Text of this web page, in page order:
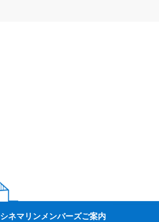
シネマリンメンバーズご案内